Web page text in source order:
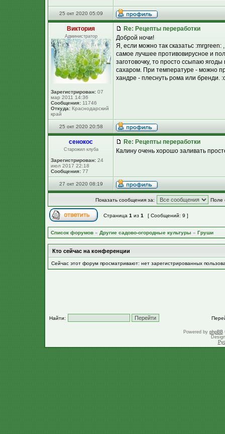
25 окт 2020 05:09
Виктория
Администратор
Зарегистрирован: 07
мар 2011 14:36
Сообщения: 11746
Откуда: Краснодарский
край
Re: Рецепты переработки
Доброй ночи!
Я, если можно так сказатьс
самое лучшее противовирусное и
заготовочку, то просто ссыпаю
сахаром. При температуре - можно
хандре - плеснуть рома или бренди.
25 окт 2020 20:58
сенокос
Старожил клуба
Зарегистрирован: 24
июл 2017 22:18
Сообщения: 77
Re: Рецепты переработки
Калину очень хорошо заливать
27 окт 2020 08:19
Показать сообщения за: Поле
Страница 1 из 1 [ Сообщений: 9 ]
Список форумов » Другие садово-огородные культуры » Груши
Кто сейчас на конференции
Сейчас этот форум просматривают: нет зарегистрированных
Найти:
Powered by phpBB